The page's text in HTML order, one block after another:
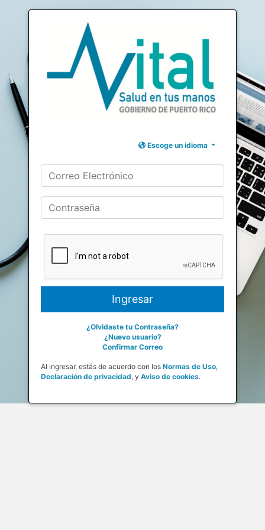
Escoge un idioma
¿Olvidaste tu Contraseña?
¿Nuevo usuario?
Confirmar Correo
Al ingresar, estás de acuerdo con los Normas de Uso,
Declaración de privacidad, y Aviso de cookies.